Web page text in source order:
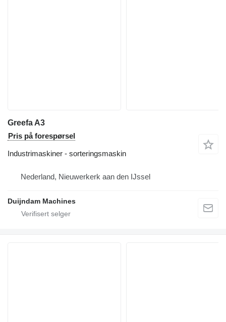
Greefa A3
Pris på forespørsel
Industrimaskiner - sorteringsmaskin
Nederland, Nieuwerkerk aan den IJssel
Duijndam Machines